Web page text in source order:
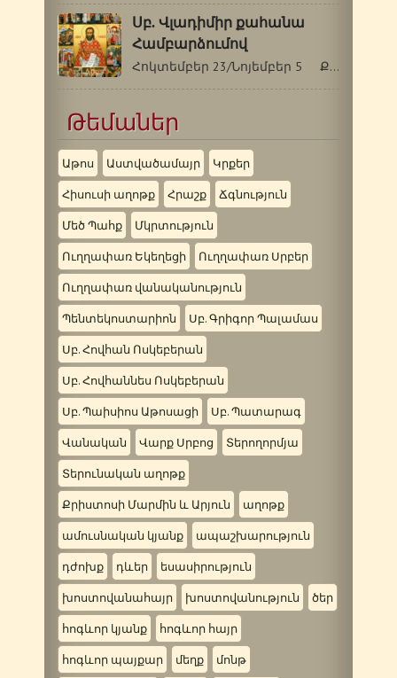
Սբ. Վլադիմիր քահանա
Համբարձումով
Հոկտեմբեր 23/Նոյեմբեր 5 Քրիստոսի…
Թեմաներ
Աթոս Աստվածամայր Կրքեր
Հիսուսի աղոթք Հրաշք Ճգնություն
Մեծ Պահք Մկրտություն
Ուղղափառ Եկեղեցի Ուղղափառ Սրբեր
Ուղղափառ վանականություն
Պենտեկոստարիոն Սբ. Գրիգոր Պալամաս
Սբ. Հովհան Ոսկեբերան
Սբ. Հովհաննես Ոսկեբերան
Սբ. Պաիսիոս Աթոսացի Սբ. Պատարագ
Վանական Վարք Սրբոց Տերողորմյա
Տերունական աղոթք
Քրիստոսի Մարմին և Արյուն աղոթք
ամուսնական կյանք ապաշխարություն
դժոխք դևեր եսասիրություն
խոստովանահայր խոստովանություն ծեր
հոգևոր կյանք հոգևոր հայր
հոգևոր պայքար մեղք մոնթ